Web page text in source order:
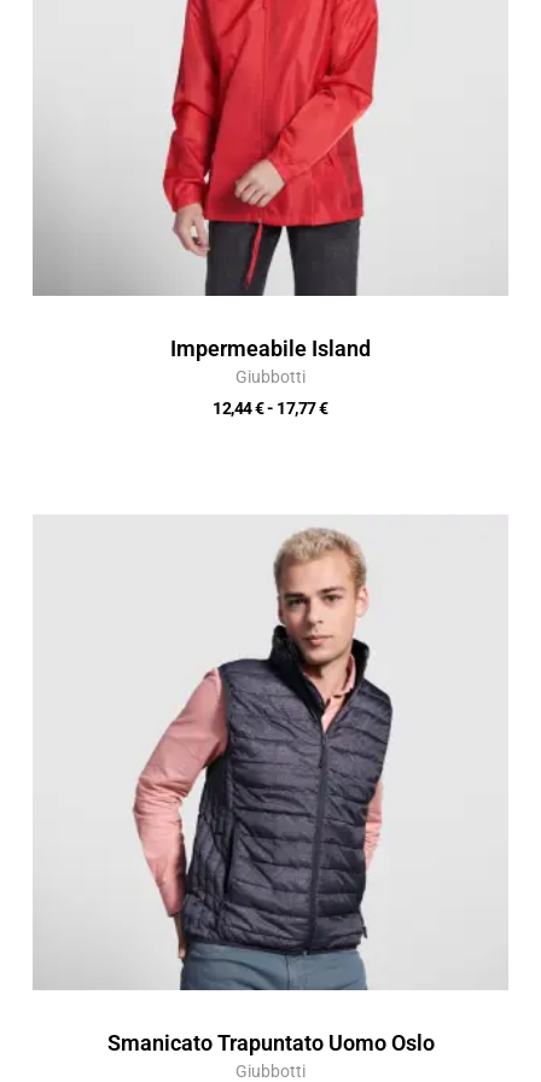
Impermeabile Island
Giubbotti
12,44€- 17,77€
Smanicato Trapuntato Uomo Oslo
Giubbotti
Fascia
di
prezzo:
da
17,49 €
a
24,99 €